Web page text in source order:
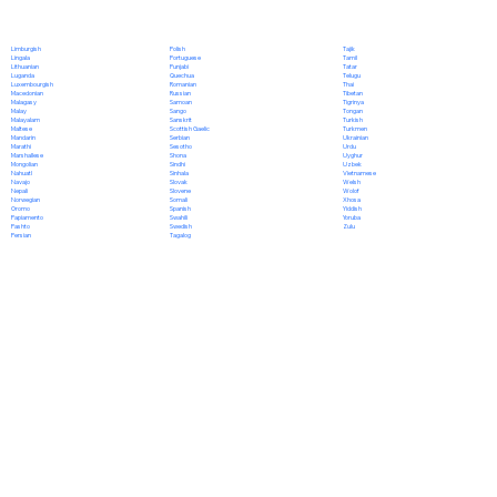
Limburgish
Lingala
Lithuanian
Luganda
Luxembourgish
Macedonian
Malagasy
Malay
Malayalam
Maltese
Mandarin
Marathi
Marshallese
Mongolian
Nahuatl
Navajo
Nepali
Norwegian
Oromo
Papiamento
Pashto
Persian
Polish
Portuguese
Punjabi
Quechua
Romanian
Russian
Samoan
Sango
Sanskrit
Scottish Gaelic
Serbian
Sesotho
Shona
Sindhi
Sinhala
Slovak
Slovene
Somali
Spanish
Swahili
Swedish
Tagalog
Tajik
Tamil
Tatar
Telugu
Thai
Tibetan
Tigrinya
Tongan
Turkish
Turkmen
Ukrainian
Urdu
Uyghur
Uzbek
Vietnamese
Welsh
Wolof
Xhosa
Yiddish
Yoruba
Zulu